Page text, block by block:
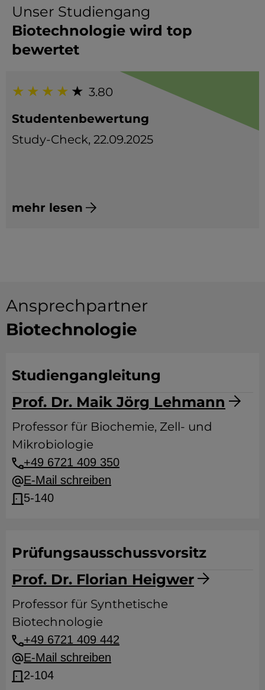
Unser Studiengang
Biotechnologie wird top
bewertet
Studentenbewertung
Study-Check, 22.09.2025
mehr lesen
3.80
Ansprechpartner
Biotechnologie
Prof. Dr. Maik Jörg Lehmann
Studiengangleitung
Professor für Biochemie, Zell- und
Mikrobiologie
+49 6721 409 350
E-Mail schreiben
5-140
Prof. Dr. Florian Heigwer
Prüfungsausschussvorsitz
Professor für Synthetische
Biotechnologie
+49 6721 409 442
E-Mail schreiben
2-104